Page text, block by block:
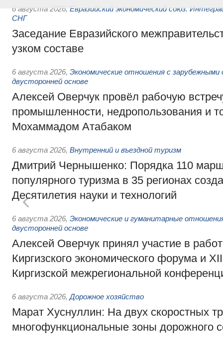
6 августа 2026, Евразийский экономический союз.
СНГ
Заседание Евразийского
узком составе
6 августа 2026, Экономические отношения с
двусторонней основе
Алексей Оверчук провёл рабочую
промышленности, недропользования и
Мохаммадом Атабаком
6 августа 2026, Внутренний и въездной туризм
Дмитрий Чернышенко: Порядка 110
популярного туризма в 35 регионах
Десятилетия науки и технологий
6 августа 2026, Экономические и гуманитарные
двусторонней основе
Алексей Оверчук принял участие в
Киргизского экономического форума и
Киргизской межрегиональной
6 августа 2026, Дорожное хозяйство
Марат Хуснуллин: На двух скоростных
многофункциональные зоны дорожного